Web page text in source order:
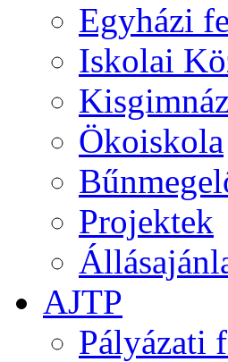
Egyházi
Iskolai
Ökoiskola
Projektek
AJTP
Pályázati